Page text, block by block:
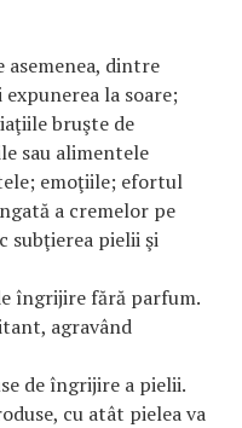
asemenea, dintre
la soare;
bruşte de
sau alimentele
emoţiile; efortul
a cremelor pe
subţierea pielii şi
îngrijire fără parfum.
agravând
de îngrijire a pielii.
cu atât pielea va